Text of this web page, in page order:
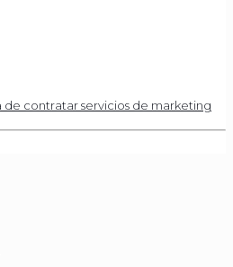
contratar servicios de marketing